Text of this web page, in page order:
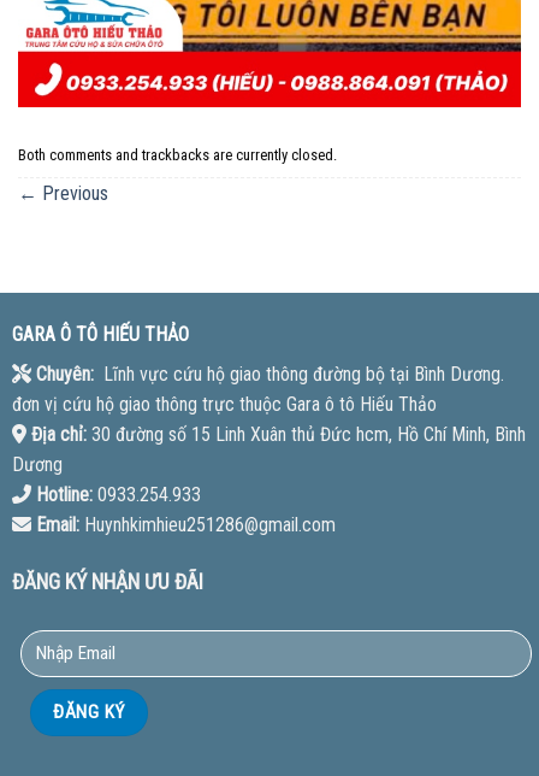
Both comments and trackbacks are currently closed.
← Previous
GARA Ô TÔ HIẾU THẢO
Chuyên:Lĩnh vực cứu hộ giao thông đường bộ tại Bình Dương.
đơn vị cứu hộ giao thông trực thuộc Gara ô tô Hiếu Thảo
Địa chỉ:30 đường số 15 Linh Xuân thủ Đức hcm, Hồ Chí Minh, Bình
Dương
Hotline:0933.254.933
Email:Huynhkimhieu251286@gmail.com
ĐĂNG KÝ NHẬN ƯU ĐÃI